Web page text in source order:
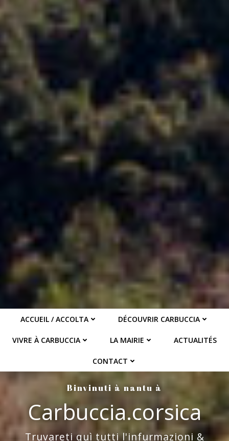
ACCUEIL / ACCOLTA DÉCOUVRIR CARBUCCIA
VIVRE À CARBUCCIA LA MAIRIE ACTUALITÉS
CONTACT
Binvinuti à nantu à
Carbuccia.corsica
Truvareti quì tutti l'infurmazioni &